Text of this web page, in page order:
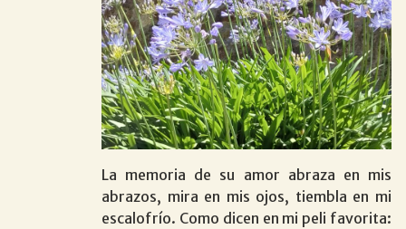
La memoria de su amor abraza en mis
abrazos, mira en mis ojos, tiembla en mi
escalofrío. Como dicen en mi peli favorita: